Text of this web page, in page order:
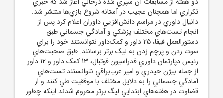
تکراري اما همچنان عجيب در آستانه شروع بازي‌ها منتشر شد.
دانيال داوري در مراسم دانش‌افزايي داوران اعلام کرد پس از
انجام تست‌هاي مختلف پزشکي و آمادگي جسماني طبق
دستورالعمل فيفا، 25 داور و کمک‌داور نتوانستند خود را براي
سوت زدن و پرچم زدن به ليگ برتر برسانند. طبق صحبت‌هاي
رئيس دپارتمان داوري فدراسيون فوتبال، 13 کمک داور و 12 داور
از جمله بيژن حيدري و امير عرب‌براقي نتوانستند تست‌هاي
آمادگي جسماني را به دلايل مختلف با موفقيت طي کنند و از
قضاوت در هفته‌هاي ابتدايي ليگ برتر محروم شدند.اينکه چطور